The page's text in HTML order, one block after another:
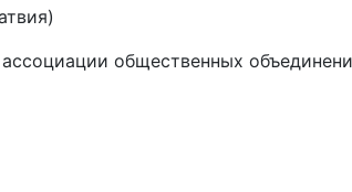
общественных